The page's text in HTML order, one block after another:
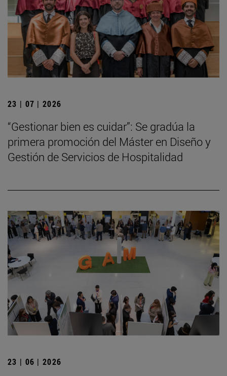
23 | 07 | 2026
“Gestionar bien es cuidar”: Se gradúa la
primera promoción del Máster en Diseño y
Gestión de Servicios de Hospitalidad
23 | 06 | 2026